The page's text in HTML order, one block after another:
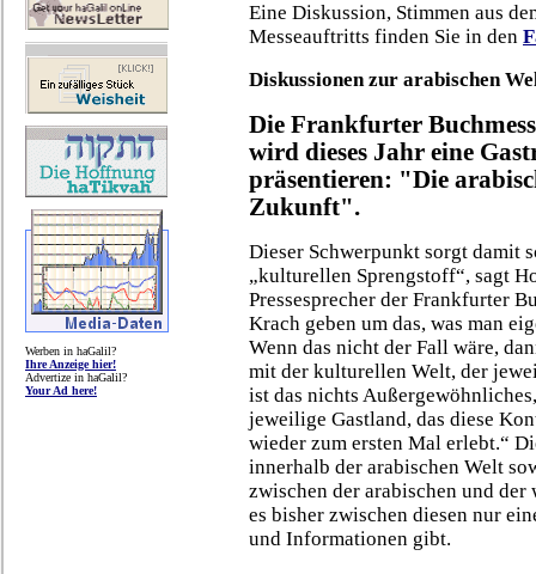
Werben in haGalil?
Ihre Anzeige hier!
Advertize in haGalil?
Your Ad here!
Eine Diskussion, Stimmen aus
Messeauftritts finden Sie in den
Diskussionen zur arabischen
Die Frankfurter
wird dieses Jahr eine
präsentieren: "Die
Zukunft".
Dieser Schwerpunkt sorgt damit
„kulturellen Sprengstoff“, sagt
Pressesprecher der Frankfurter
Krach geben um das, was man
Wenn das nicht der Fall wäre,
mit der kulturellen Welt, der
ist das nichts
jeweilige Gastland, das diese
wieder zum ersten Mal erlebt.“
innerhalb der arabischen Welt
zwischen der arabischen und
es bisher zwischen diesen nur
und Informationen gibt.